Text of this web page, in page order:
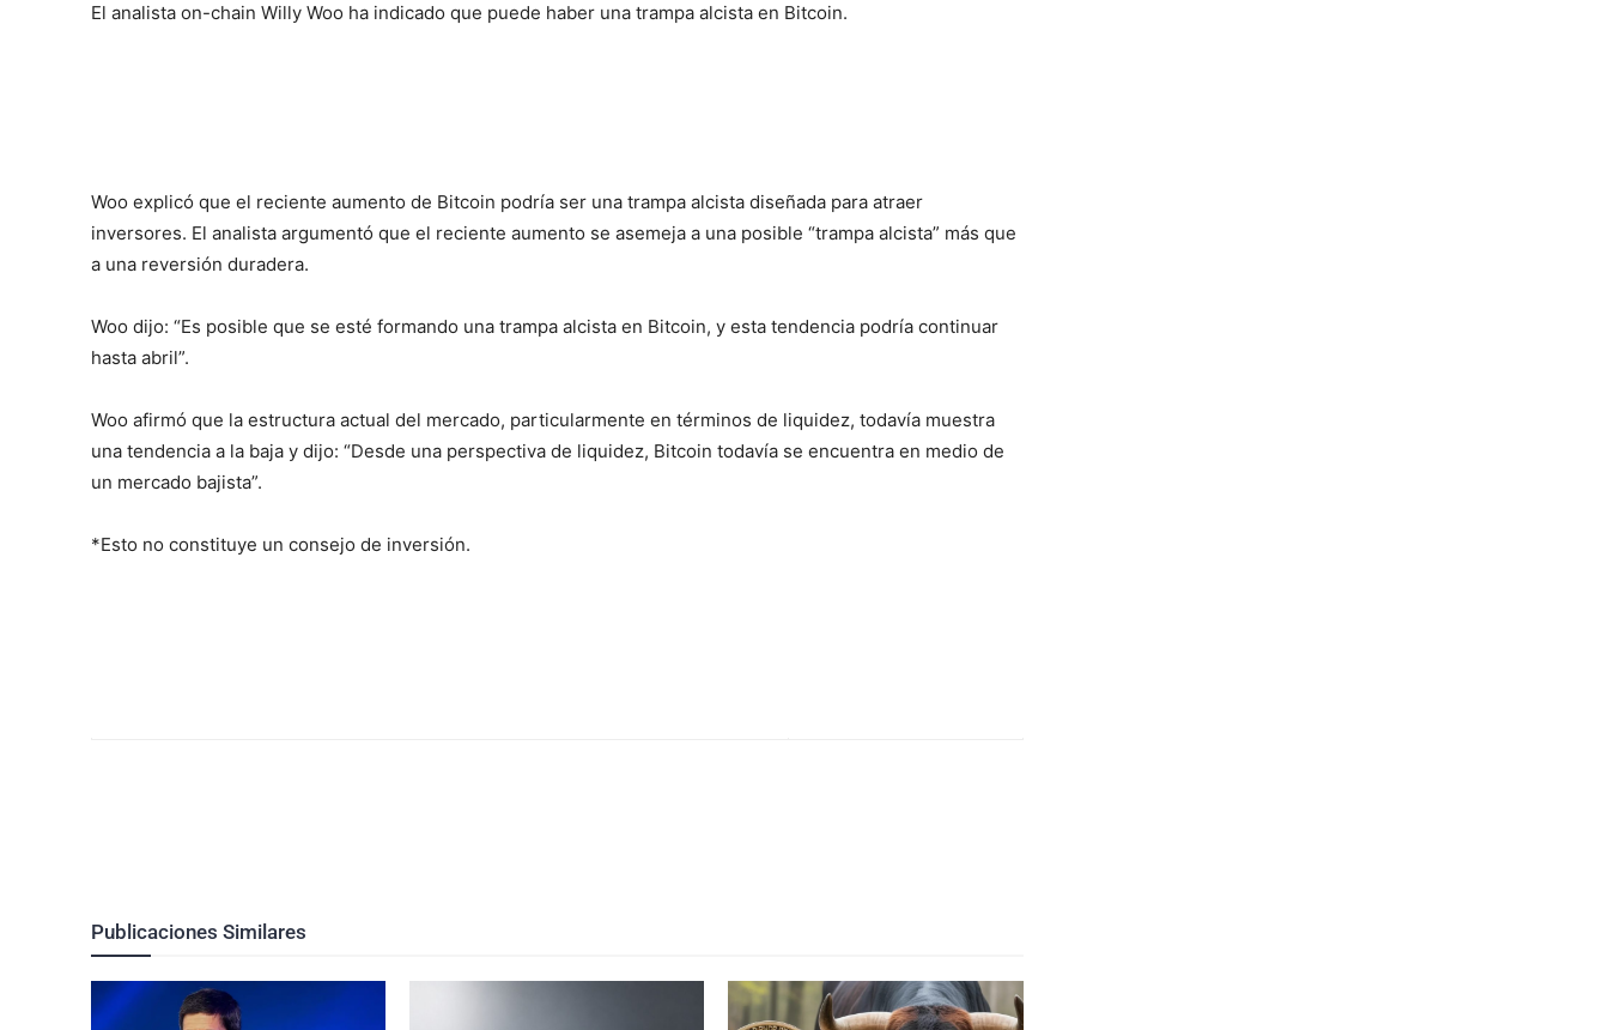
El analista on-chain Willy Woo ha indicado que puede haber una trampa alcista en Bitcoin.
Woo explicó que el reciente aumento de Bitcoin podría ser una trampa alcista diseñada para atraer
inversores. El analista argumentó que el reciente aumento se asemeja a una posible “trampa alcista” más que
a una reversión duradera.
Woo dijo: “Es posible que se esté formando una trampa alcista en Bitcoin, y esta tendencia podría continuar
hasta abril”.
Woo afirmó que la estructura actual del mercado, particularmente en términos de liquidez, todavía muestra
una tendencia a la baja y dijo: “Desde una perspectiva de liquidez, Bitcoin todavía se encuentra en medio de
un mercado bajista”.
*Esto no constituye un consejo de inversión.
Publicaciones Similares